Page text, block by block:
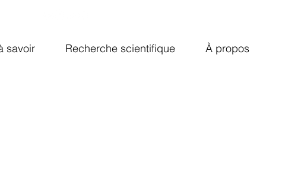
savoir Recherche scientifique À propos